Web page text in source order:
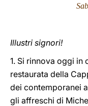
Illustri signori!
1. Si rinnova oggi in
restaurata della
dei contemporanei
gli affreschi di